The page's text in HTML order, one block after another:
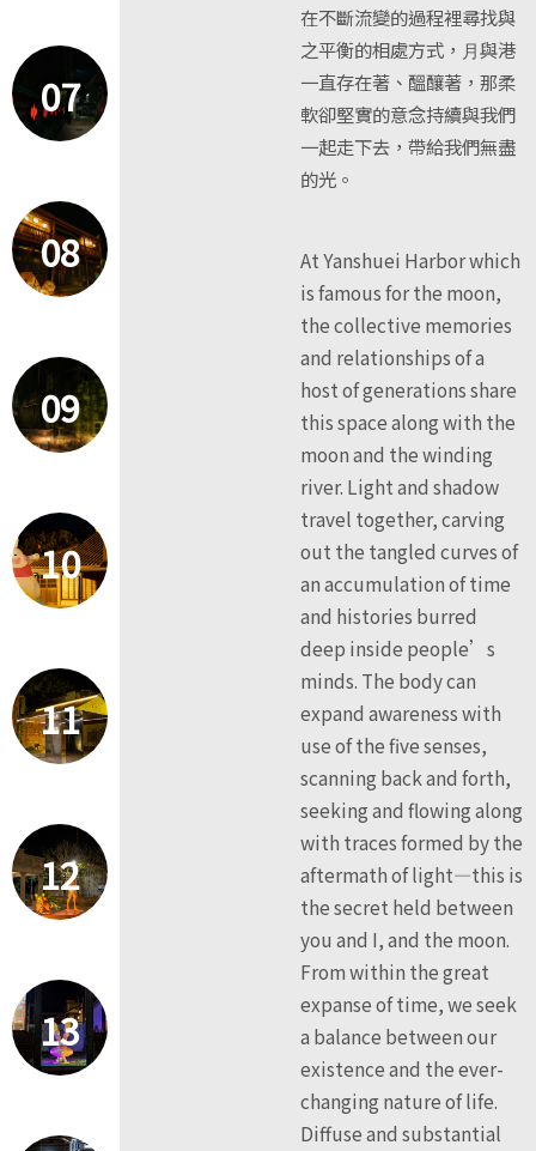
07
08
09
10
11
12
13
在不斷流變的過程裡尋找與
之平衡的相處⽅式，⽉與港
⼀直存在著、醞釀著，那柔
軟卻堅實的意念持續與我們
⼀起走下去，帶給我們無盡
的光。
At Yanshuei Harbor which
is famous for the moon,
the collective memories
and relationships of a
host of generations share
this space along with the
moon and the winding
river. Light and shadow
travel together, carving
out the tangled curves of
an accumulation of time
and histories burred
deep inside people’s
minds. The body can
expand awareness with
use of the five senses,
scanning back and forth,
seeking and flowing along
with traces formed by the
aftermath of light—this is
the secret held between
you and I, and the moon.
From within the great
expanse of time, we seek
a balance between our
existence and the ever-
changing nature of life.
Diffuse and substantial